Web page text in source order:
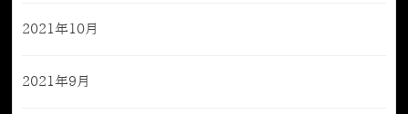
2021年10月
2021年9月